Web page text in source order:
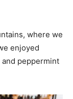
where we
enjoyed
and peppermint